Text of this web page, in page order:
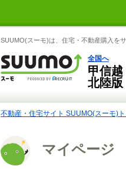
SUUMO(スーモ)は、住宅・不動産購入を
全国へ
甲信越
北陸版
不動産・住宅サイト SUUMO(スーモ)
マイページ